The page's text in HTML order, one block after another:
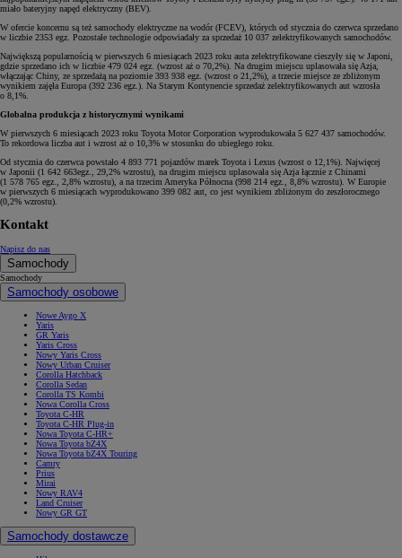
miało bateryjny napęd elektryczny (BEV).
W ofercie koncernu są też samochody elektryczne na wodór (FCEV), których od stycznia do czerwca sprzedano
w liczbie 2353 egz. Pozostałe technologie odpowiadały za sprzedaż 10 037 zelektryfikowanych samochodów.
Największą popularnością w pierwszych 6 miesiącach 2023 roku auta zelektryfikowane cieszyły się w Japoni,
gdzie sprzedano ich w liczbie 479 024 egz. (wzrost aż o 70,2%). Na drugim miejscu uplasowała się Azja,
włączając Chiny, ze sprzedażą na poziomie 393 938 egz. (wzrost o 21,2%), a trzecie miejsce ze zbliżonym
wynikiem zajęła Europa (392 236 egz.). Na Starym Kontynencie sprzedaż zelektryfikowanych aut wzrosła
o 8,1%.
Globalna produkcja z historycznymi wynikami
W pierwszych 6 miesiącach 2023 roku Toyota Motor Corporation wyprodukowała 5 627 437 samochodów.
To rekordowa liczba aut i wzrost aż o 10,3% w stosunku do ubiegłego roku.
Od stycznia do czerwca powstało 4 893 771 pojazdów marek Toyota i Lexus (wzrost o 12,1%). Najwięcej
w Japonii (1 642 663egz., 29,2% wzrostu), na drugim miejscu uplasowała się Azja łącznie z Chinami
(1 578 765 egz., 2,8% wzrostu), a na trzecim Ameryka Północna (998 214 egz., 8,8% wzrostu). W Europie
w pierwszych 6 miesiącach wyprodukowano 399 082 aut, co jest wynikiem zbliżonym do zeszłorocznego
(0,2% wzrostu).
Kontakt
Napisz do nas
Samochody
Samochody
Samochody osobowe
Nowe Aygo X
Yaris
GR Yaris
Yaris Cross
Nowy Yaris Cross
Nowy Urban Cruiser
Corolla Hatchback
Corolla Sedan
Corolla TS Kombi
Nowa Corolla Cross
Toyota C-HR
Toyota C-HR Plug-in
Nowa Toyota C-HR+
Nowa Toyota bZ4X
Nowa Toyota bZ4X Touring
Camry
Prius
Mirai
Nowy RAV4
Land Cruiser
Nowy GR GT
Samochody dostawcze